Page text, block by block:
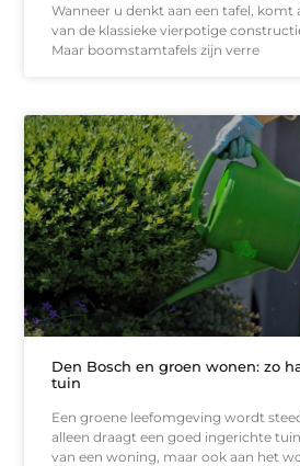
Wanneer u denkt aan een tafel, komt
van de klassieke vierpotige
Maar boomstamtafels zijn verre
Den Bosch en groen wonen: zo
tuin
Een groene leefomgeving wordt
alleen draagt een goed ingerichte
van een woning, maar ook aan het